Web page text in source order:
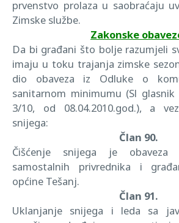
prvenstvo prolaza u saobraćaju
Zimske službe.
Zakonske
Da bi građani što bolje razumjeli
imaju u toku trajanja zimske
dio obaveza iz Odluke o
sanitarnom minimumu (Sl glasnik
3/10, od 08.04.2010.god.), a
snijega:
Član 90.
Čišćenje snijega je obaveza
samostalnih privrednika i
općine Tešanj.
Član 91.
Uklanjanje snijega i leda sa